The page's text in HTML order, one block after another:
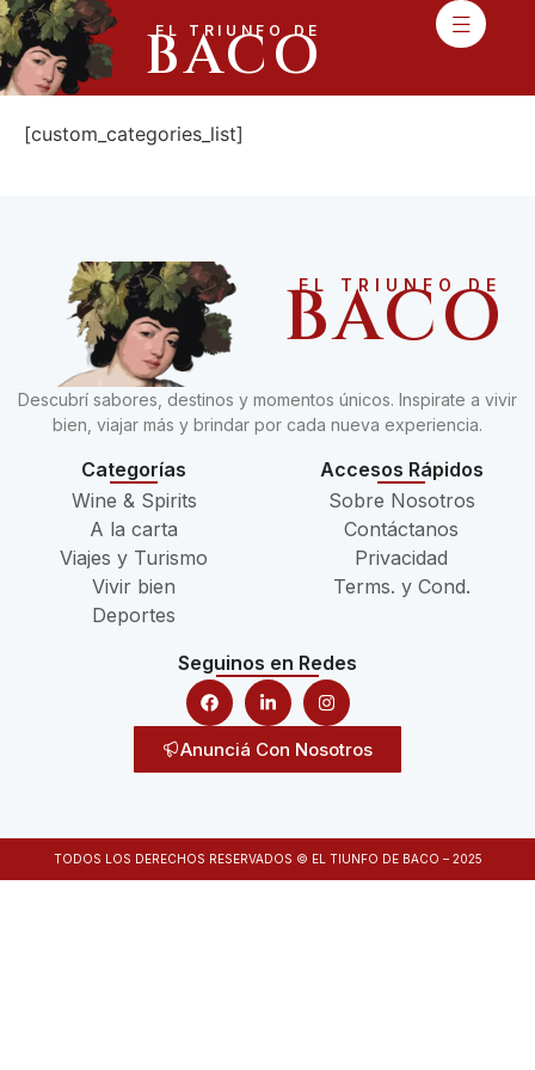
EL TRIUNFO DE
BACO
[custom_categories_list]
EL TRIUNFO DE
BACO
Descubrí sabores, destinos y momentos únicos. Inspirate a vivir
bien, viajar más y brindar por cada nueva experiencia.
Categorías
Wine & Spirits
A la carta
Viajes y Turismo
Vivir bien
Deportes
Accesos Rápidos
Sobre Nosotros
Contáctanos
Privacidad
Terms. y Cond.
Seguinos en Redes
Anunciá Con Nosotros
TODOS LOS DERECHOS RESERVADOS © EL TIUNFO DE BACO – 2025